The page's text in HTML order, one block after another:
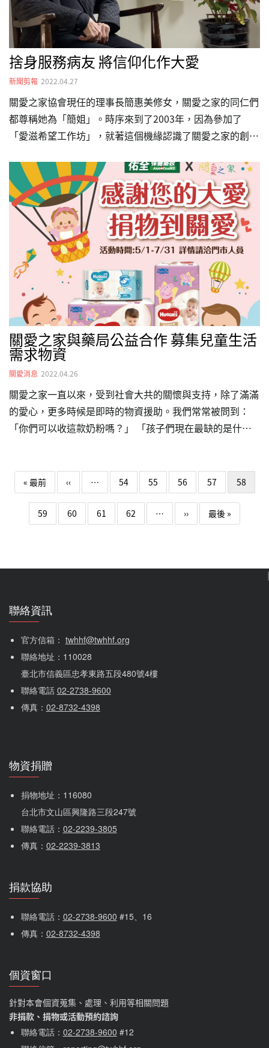
捨身服務病友 將信仰化作大愛
新聞剪報 2022.04.27
關愛之家協會現任的理事長簡惠美修女，關愛之家的同仁們
都尊稱她為「簡姐」。時序來到了2003年，因為參加了
「愛滋希望工作坊」，就著這個機緣認識了關愛之家的創辦
務。 對於簡姐來說，拓展中國的服務會遇到許多狀況：交
通不便、物資相對缺乏、不可走漏感染者消息等等，但也因
為幾位關愛之家的草創人物的大力相助，在地的服務逐漸建
立起來，也培養了好幾位中國的工作夥伴。 而在地的居所
跟照護單位也逐步開展，並提供免費的三餐、臨時居所，讓
病友可以就近就醫，免去舟車勞頓。簡姐也提到，那些因為
輸血賣血的農民，遺留下來的孩子，有些很幸運地送到海外
做領養。…
關愛之家與藥局公益合作 募集兒童生活
需求物資
關愛消息 2022.04.26
關愛之家一直以來，受到社會大共的關懷與支持，除了滿滿
的愛心，更多時候是即時的物資援助。我們常常被問到：
「你們可以收這款奶粉嗎？」 「孩子們現在最缺的是什
妝，就能認購紙巾、尿布等產品。 全台約140間門市，讓
愛蔓延。 活動時間：自 5/1 起 至 7/31 止 品項：認購活
動品項明細如下 系統名稱(發票) 商品名稱…
Pagination
« 最前First page
‹‹Previous page
… 54 55 56 57 58
59 60 61 62 … ››下一頁最後 »Last page
聯絡資訊
官方信箱： twhhf@twhhf.org
聯絡地址：110028
臺北市信義區忠孝東路五段480號4樓
聯絡電話 02-2738-9600
傳真： 02-8732-4398
物資捐贈
捐物地址：116080
台北市文山區興隆路三段247號
聯絡電話： 02-2239-3805
傳真： 02-2239-3813
捐款協助
聯絡電話： 02-2738-9600 #15、16
傳真： 02-8732-4398
個資窗口
針對本會個資蒐集、處理、利用等相關問題
非捐款、捐物或活動預約諮詢
聯絡電話： 02-2738-9600 #12